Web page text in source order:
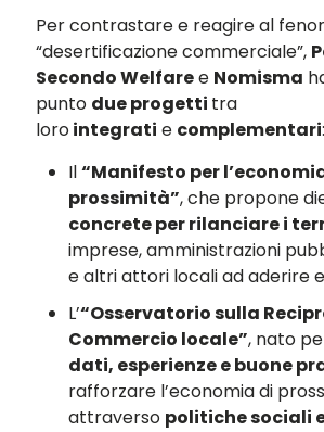
Per contrastare e reagire al
“desertificazione commerciale”,
Secondo Welfaree Nomisma
punto due progetti tra
lorointegrati e complementari:
Il“Manifesto per
prossimità”, che propone
concrete per rilanciare i
imprese, amministrazioni
e altri attori locali ad aderire
L’“Osservatorio sulla
Commercio locale”, nato
dati, esperienze e buone
rafforzare l’economia di
attraverso politiche sociali